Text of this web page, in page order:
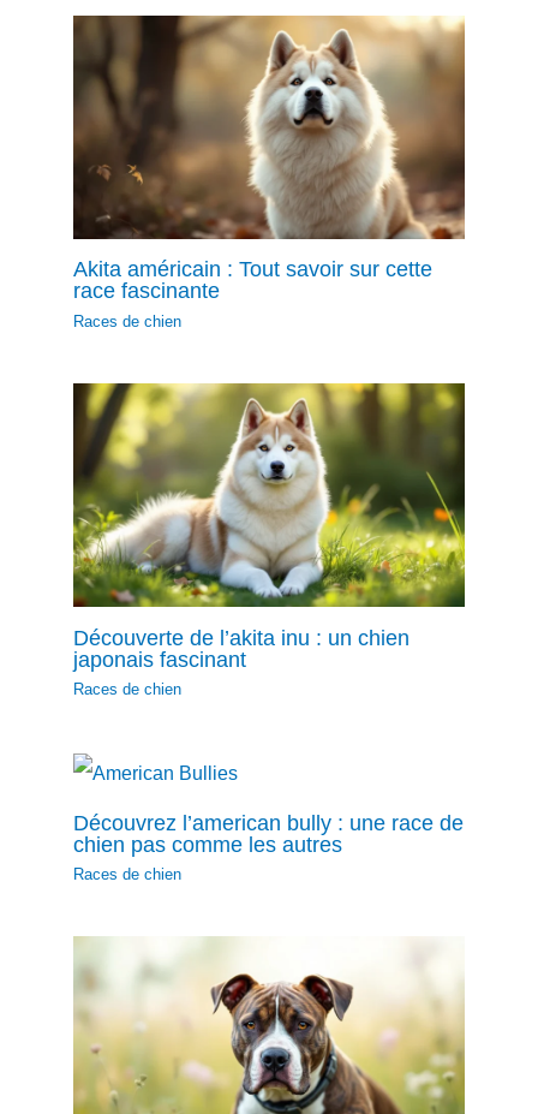
Akita américain : Tout savoir sur cette
race fascinante
Races de chien
Découverte de l’akita inu : un chien
japonais fascinant
Races de chien
Découvrez l’american bully : une race de
chien pas comme les autres
Races de chien